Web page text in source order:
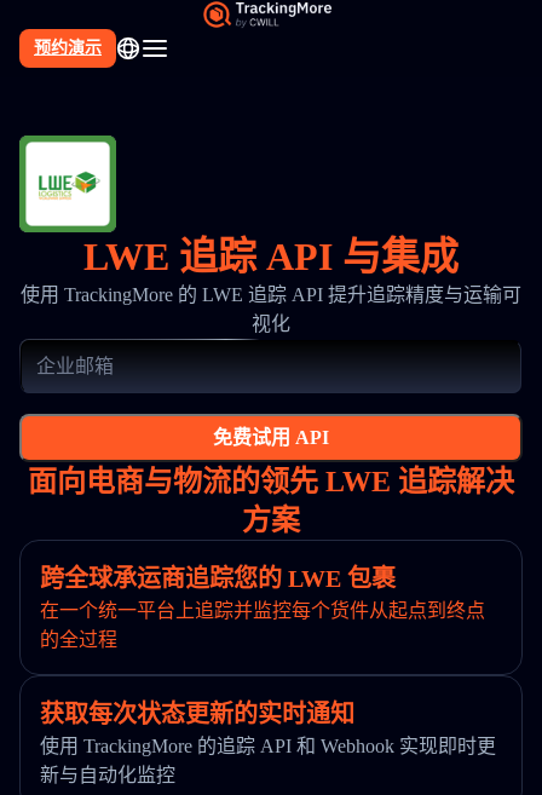
预约演示
LWE 追踪 API 与集成
使用 TrackingMore 的 LWE 追踪 API 提升追踪精度与运输可
视化
免费试用 API
面向电商与物流的领先 LWE 追踪解决
方案
跨全球承运商追踪您的 LWE 包裹
在一个统一平台上追踪并监控每个货件从起点到终点
的全过程
获取每次状态更新的实时通知
使用 TrackingMore 的追踪 API 和 Webhook 实现即时更
新与自动化监控